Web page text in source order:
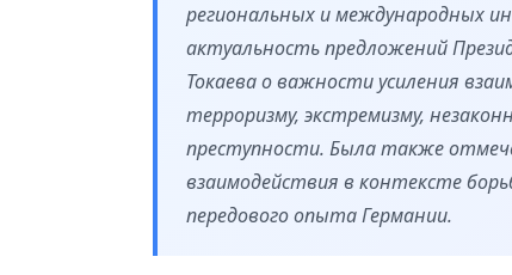
региональных и международных
актуальность предложений
Токаева о важности усиления
терроризму, экстремизму,
преступности. Была также
взаимодействия в контексте
передового опыта Германии.